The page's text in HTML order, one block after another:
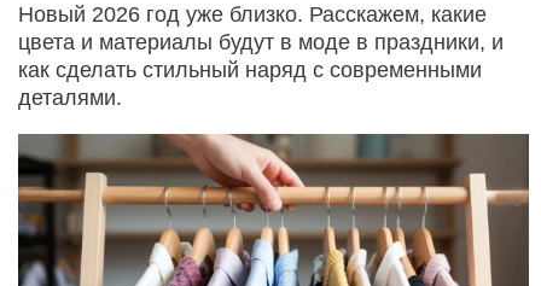
Новый 2026 год уже близко. Расскажем, какие
цвета и материалы будут в моде в праздники, и
как сделать стильный наряд с современными
деталями.